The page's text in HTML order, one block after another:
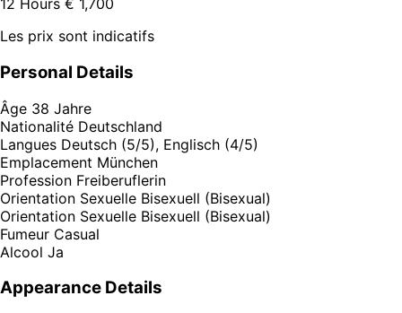
12 Hours € 1,700
Les prix sont indicatifs
Personal Details
Âge 38 Jahre
Nationalité Deutschland
Langues Deutsch (5/5), Englisch (4/5)
Emplacement München
Profession Freiberuflerin
Orientation Sexuelle Bisexuell (Bisexual)
Orientation Sexuelle Bisexuell (Bisexual)
Fumeur Casual
Alcool Ja
Appearance Details